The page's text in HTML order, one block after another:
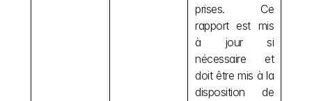
prises. Ce
rapport est mis
à jour si
nécessaire et
doit être mis à la
disposition de